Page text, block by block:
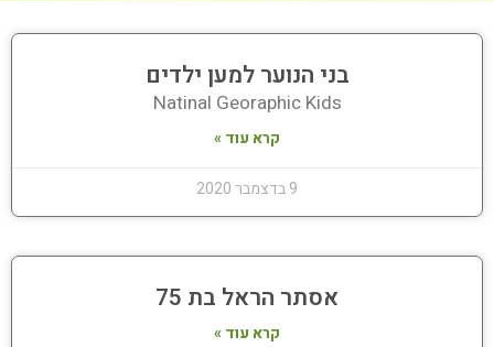
בני הנוער למען ילדים
Natinal Georaphic Kids
קרא עוד »
9 בדצמבר 2020
אסתר הראל בת 75
קרא עוד »